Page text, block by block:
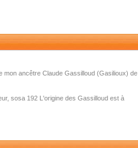
ancêtre Claude Gassilloud (Gasilioux) de
sosa 192 L'origine des Gassilloud est à